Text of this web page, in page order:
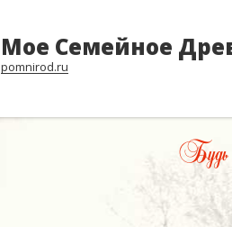
Мое Семейное
pomnirod.ru
Будь